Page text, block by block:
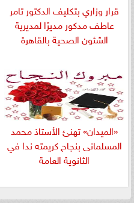
قرار وزاري بتكليف الدكتور تامر
عاطف مدكور مديرًا لمديرية
الشئون الصحية بالقاهرة
«الميدان» تهنئ الأستاذ محمد
المسلمانى بنجاح كريمته ندا في
الثانوية العامة